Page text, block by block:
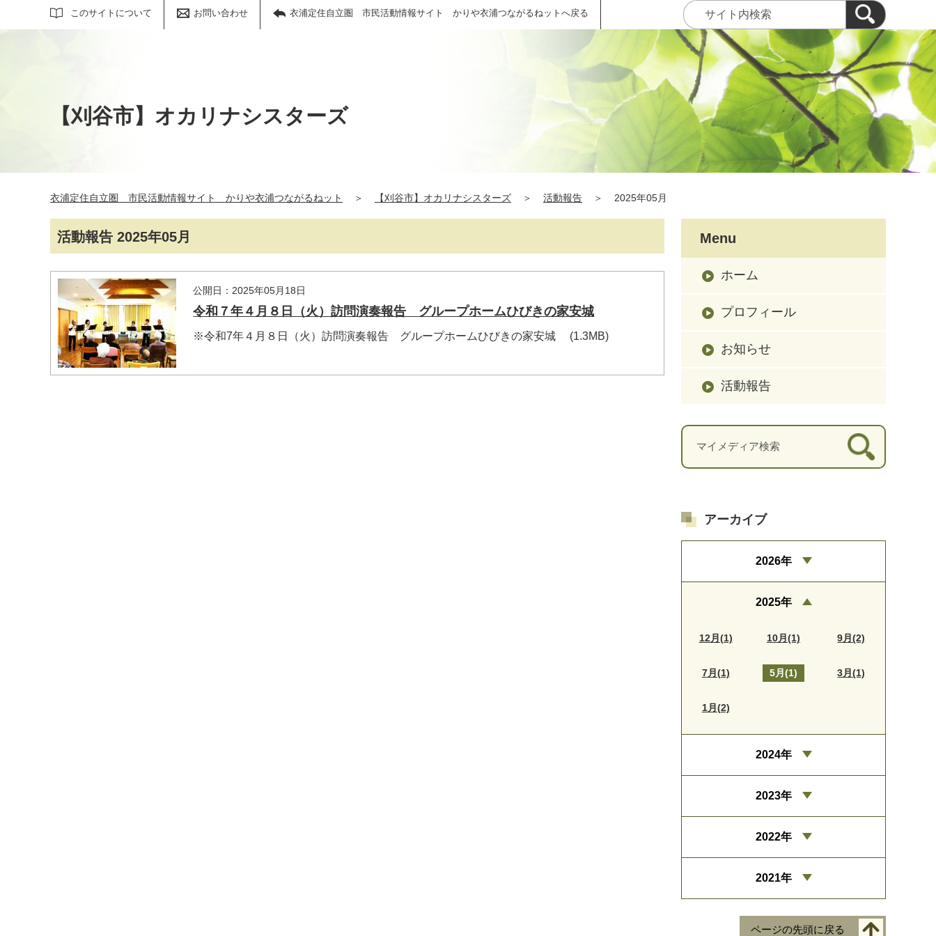
このサイトについて お問い合わせ 衣浦定住自立圏 市民活動情報サイト かりや衣浦つながるねットへ戻る
サイト内検索
【刈谷市】オカリナシスターズ
衣浦定住自立圏 市民活動情報サイト かりや衣浦つながるねット ＞ 【刈谷市】オカリナシスターズ ＞ 活動報告 ＞ 2025年05月
活動報告 2025年05月
公開日：2025年05月18日
令和７年４月８日（火）訪問演奏報告 グループホームひびきの家安城
※令和7年４月８日（火）訪問演奏報告 グループホームひびきの家安城 (1.3MB)
Menu
ホーム
プロフィール
お知らせ
活動報告
アーカイブ
2026年
2025年
12月(1) 10月(1) 9月(2)
7月(1) 5月(1) 3月(1)
1月(2)
2024年
2023年
2022年
2021年
ページの先頭に戻る